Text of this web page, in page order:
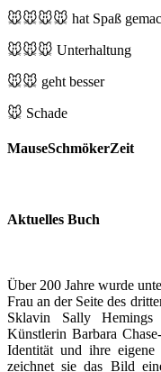
🐭🐭🐭🐭 hat Spaß
🐭🐭🐭 Unterhaltung
🐭🐭 geht besser
🐭 Schade
MauseSchmökerZeit
Aktuelles Buch
Über 200 Jahre wurde
Frau an der Seite des
Sklavin Sally
Künstlerin Barbara
Identität und ihre eigene
zeichnet sie das Bild